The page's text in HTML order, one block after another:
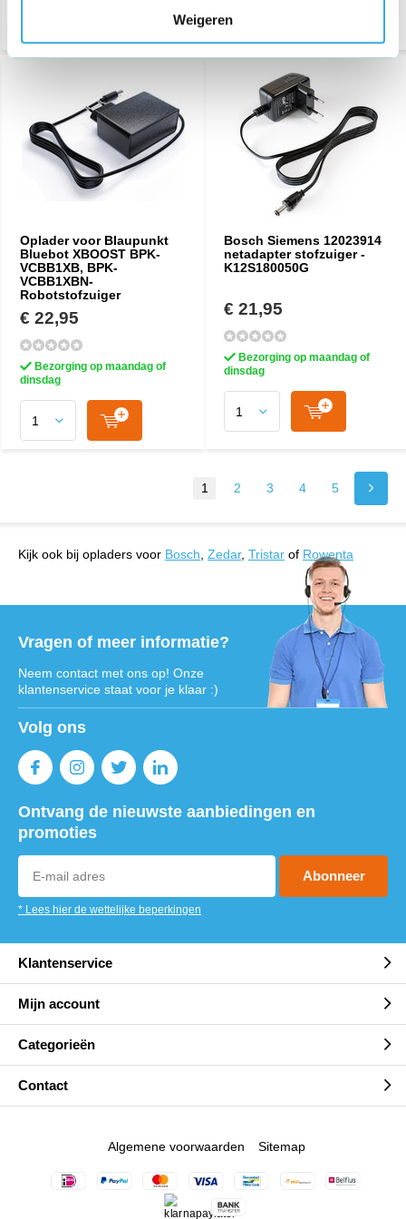
Weigeren
Oplader voor Blaupunkt
Bluebot XBOOST BPK-
VCBB1XB, BPK-
VCBB1XBN-
Robotstofzuiger
€ 22,95
Bezorging op maandag of
dinsdag
Bosch Siemens 12023914
netadapter stofzuiger -
K12S180050G
€ 21,95
Bezorging op maandag of
dinsdag
1 2 3 4 5
Kijk ook bij opladers voor Bosch Zedar, Tristar of Rowenta
Vragen of meer informatie?
Neem contact met ons op! Onze
klantenservice staat voor je klaar :)
Volg ons
Ontvang de nieuwste aanbiedingen en
promoties
Abonneer
* Lees hier de wettelijke beperkingen
Klantenservice
Mijn account
Categorieën
Contact
Algemene voorwaarden Sitemap